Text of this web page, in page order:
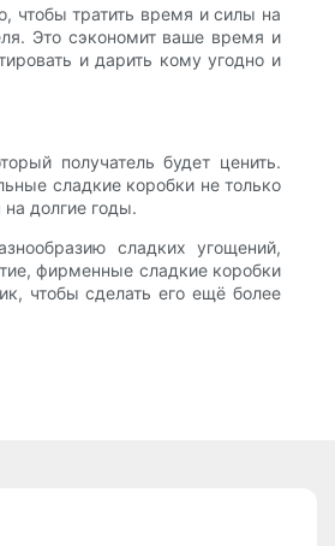
чтобы тратить время и силы на
Это сэкономит ваше время и
и дарить кому угодно и
получатель будет ценить.
сладкие коробки не только
долгие годы.
сладких угощений,
фирменные сладкие коробки
чтобы сделать его ещё более